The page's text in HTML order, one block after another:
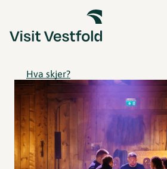
Hva skjer?